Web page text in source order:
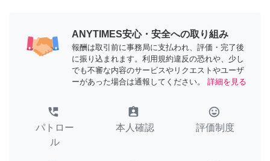
ANYTIMES安心・安全への取り組み
報酬は取引前に事務局に支払われ、評価・完了後
に振り込まれます。利用規約違反の恐れや、少し
でも不審な内容のサービスやリクエストやユーザ
ーがあった場合は通報してください。
詳細を見る
perm_phone_msg
パトロー
ル
assignment_ind
本人確認
tag_faces
評価制度